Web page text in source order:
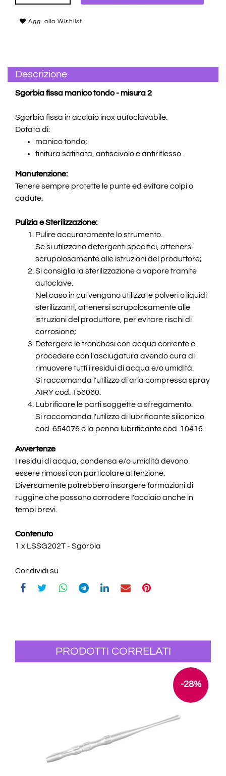
Agg. alla Wishlist
Descrizione
Sgorbia fissa manico tondo - misura 2
Sgorbia fissa in acciaio inox autoclavabile.
Dotata di:
manico tondo;
finitura satinata, antiscivolo e antiriflesso.
Manutenzione:
Tenere sempre protette le punte ed evitare colpi o
cadute.
Pulizia e Sterilizzazione:
Pulire accuratamente lo strumento.
Se si utilizzano detergenti specifici, attenersi
scrupolosamente alle istruzioni del produttore;
Si consiglia la sterilizzazione a vapore tramite
autoclave.
Nel caso in cui vengano utilizzate polveri o liquidi
sterilizzanti, attenersi scrupolosamente alle
istruzioni del produttore, per evitare rischi di
corrosione;
Detergere le tronchesi con acqua corrente e
procedere con l'asciugatura avendo cura di
rimuovere tutti i residui di acqua e/o umidità.
Si raccomanda l'utilizzo di aria compressa spray
AIRY cod. 156060.
Lubrificare le parti soggette a sfregamento.
Si raccomanda l'utilizzo di lubrificante siliconico
cod. 654076 o la penna lubrificante cod. 10416.
Avvertenze
I residui di acqua, condensa e/o umidità devono
essere rimossi con particolare attenzione.
Diversamente potrebbero insorgere formazioni di
ruggine che possono corrodere l'acciaio anche in
tempi brevi.
Contenuto
1 x LSSG202T - Sgorbia
Condividi su
PRODOTTI CORRELATI
-28%